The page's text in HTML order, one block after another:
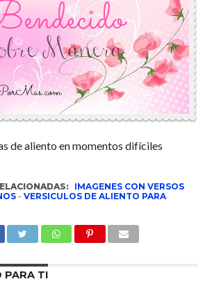
de aliento en momentos difíciles
IMAGENES CON VERSOS
- VERSICULOS DE ALIENTO PARA
PARA TI